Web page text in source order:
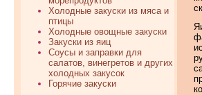
Холодные закуски из мяса и
птицы
Холодные овощные закуски
Закуски из яиц
Соусы и заправки для
салатов, винегретов и других
холодных закусок
Горячие закуски